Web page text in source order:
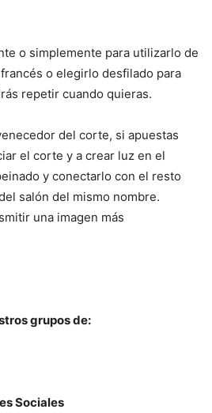
o simplemente para utilizarlo de
o elegirlo desfilado para
repetir cuando quieras.
del corte, si apuestas
el corte y a crear luz en el
y conectarlo con el resto
salón del mismo nombre.
una imagen más
grupos de:
Sociales